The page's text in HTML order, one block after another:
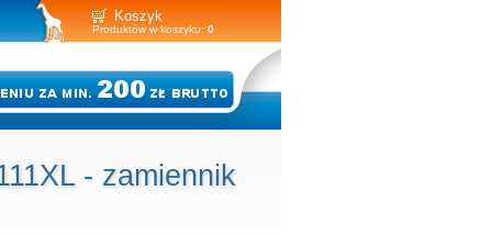
Koszyk
Produktów w koszyku: 0
- zamiennik